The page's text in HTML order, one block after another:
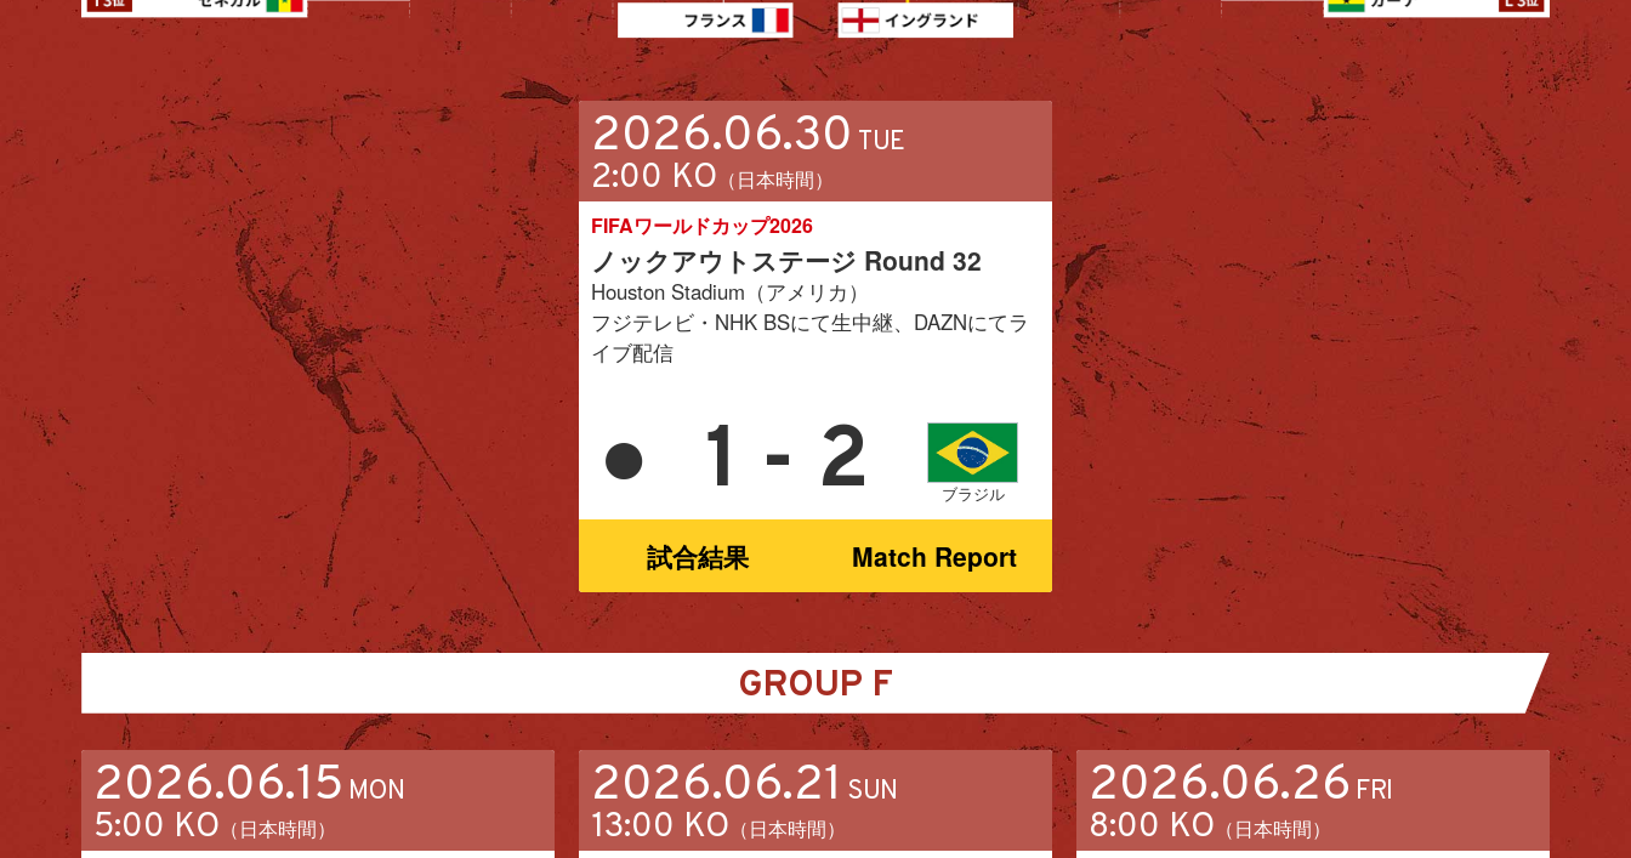
2026.06.30 TUE
2:00 KO （日本時間）
FIFAワールドカップ2026
ノックアウトステージ Round 32
Houston Stadium（アメリカ）
フジテレビ・NHK BSにて生中継、DAZNにてラ
イブ配信
● 1 - 2 ブラジル
試合結果 Match Report
GROUP F
2026.06.15 MON
5:00 KO （日本時間）
2026.06.21 SUN
13:00 KO （日本時間）
2026.06.26 FRI
8:00 KO （日本時間）